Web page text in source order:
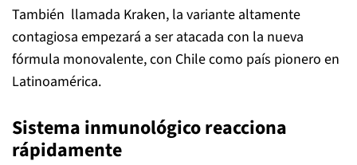
También llamada Kraken, la variante altamente
contagiosa empezará a ser atacada con la nueva
fórmula monovalente, con Chile como país pionero en
Latinoamérica.
Sistema inmunológico reacciona
rápidamente